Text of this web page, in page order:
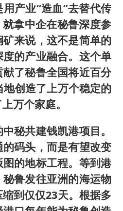
产业“造血”去替代传
拿中企在秘鲁深度参
来说，这不是简单的
的产业融合。这个单
了秘鲁全国将近百分
创造了上万个稳定的
万个家庭。
秘共建钱凯港项目。
码头，而是有望改变
的地标工程。等到港
鲁发往亚洲的海运物
到仅仅23天。根据多